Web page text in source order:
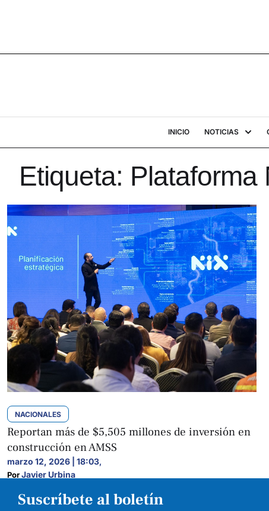
INICIO NOTICIAS
Etiqueta: Plataforma
NACIONALES
Reportan más de $5,505 millones de inversión en
construcción en AMSS
marzo 12, 2026 | 18:03,
Por Javier Urbina
Suscríbete al boletín